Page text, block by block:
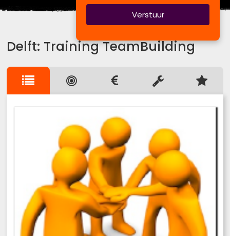
Hoe wilt u groeien.
Delft: Training TeamBuilding
Verstuur